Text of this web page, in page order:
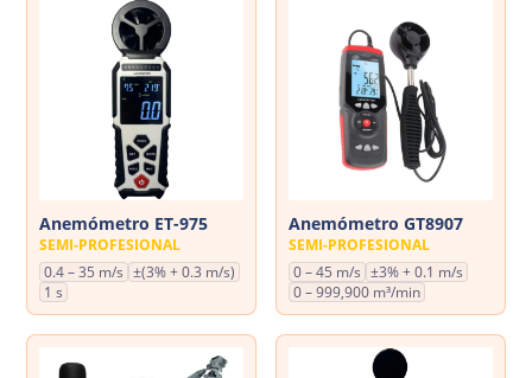
Anemómetro ET-975
SEMI-PROFESIONAL
0.4 – 35 m/s
±(3% + 0.3 m/s)
1 s
Anemómetro GT8907
SEMI-PROFESIONAL
0 – 45 m/s ±3% + 0.1 m/s
0 – 999,900 m³/min